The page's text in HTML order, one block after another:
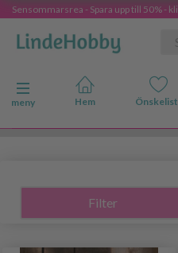
Sensommarsrea - Spara upp till 50% -
Ändra navigering
meny
Filter